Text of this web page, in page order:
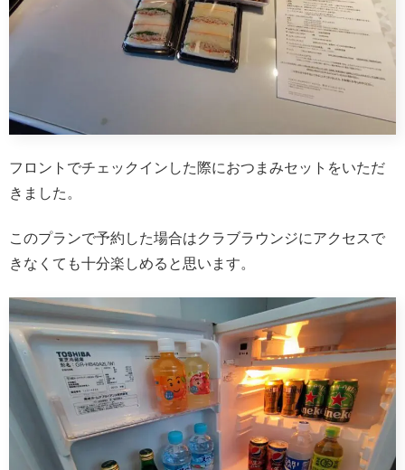
フロントでチェックインした際におつまみセットをいただ
きました。
このプランで予約した場合はクラブラウンジにアクセスで
きなくても十分楽しめると思います。